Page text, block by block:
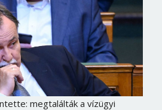
megtalálták a vízügyi